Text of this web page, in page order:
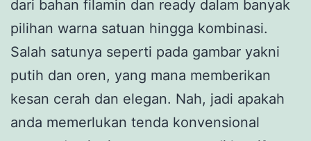
dari bahan filamin dan ready dalam banyak
pilihan warna satuan hingga kombinasi.
Salah satunya seperti pada gambar yakni
putih dan oren, yang mana memberikan
kesan cerah dan elegan. Nah, jadi apakah
anda memerlukan tenda konvensional